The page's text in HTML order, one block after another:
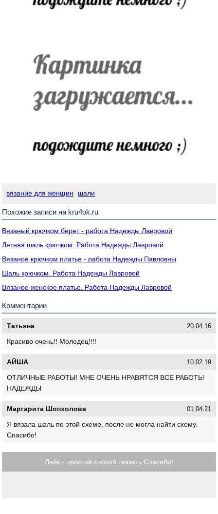
вязание для женщин шали
Похожие записи на kru4ok.ru
Вязаный крючком берет - работа Надежды Лавровой
Летняя шаль крючком. Работа Надежды Лавровой
Вязаное крючком платье - работа Надежды Павловны
Шаль крючком. Работа Надежды Лавровой
Вязаное женское платье. Работа Надежды Лавровой
Комментарии
Татьяна 20.04.16
Красиво очень!! Молодец!!!!
АЙША 10.02.19
ОТЛИЧНЫЕ РАБОТЫ! МНЕ ОЧЕНЬ НРАВЯТСЯ ВСЕ РАБОТЫ
НАДЕЖДЫ
Маргарита Шопхолова 01.04.21
Я вязала шаль по этой схеме, после не могла найти схему.
Спасибо!
Лайк - простой способ сказать Спасибо!